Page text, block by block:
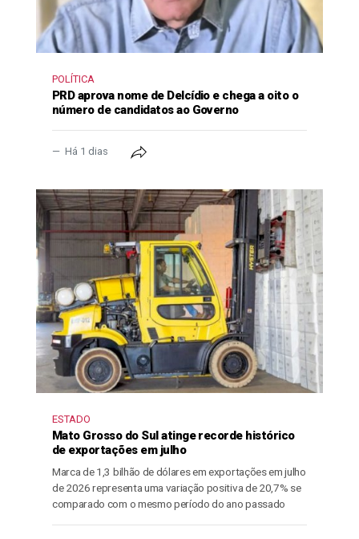
POLÍTICA
PRD aprova nome de Delcídio e chega a oito o
número de candidatos ao Governo
Há 1 dias
ESTADO
Mato Grosso do Sul atinge recorde histórico
de exportações em julho
Marca de 1,3 bilhão de dólares em exportações em julho
de 2026 representa uma variação positiva de 20,7% se
comparado com o mesmo período do ano passado